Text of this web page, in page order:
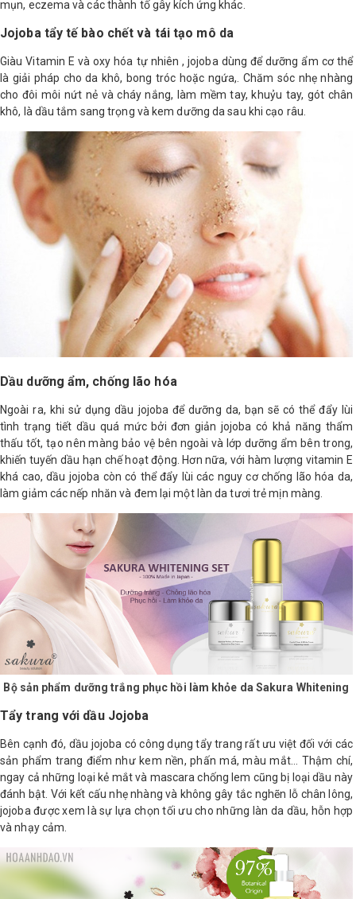
mụn, eczema và các thành tố gây kích ứng khác.
Jojoba tẩy tế bào chết và tái tạo mô da
Giàu Vitamin E và oxy hóa tự nhiên , jojoba dùng để dưỡng ẩm cơ thể
là giải pháp cho da khô, bong tróc hoặc ngứa,. Chăm sóc nhẹ nhàng
cho đôi môi nứt nẻ và cháy nắng, làm mềm tay, khuỷu tay, gót chân
khô, là dầu tắm sang trọng và kem dưỡng da sau khi cạo râu.
Dầu dưỡng ẩm, chống lão hóa
Ngoài ra, khi sử dụng dầu jojoba để dưỡng da, bạn sẽ có thể đẩy lùi
tình trạng tiết dầu quá mức bởi đơn giản jojoba có khả năng thẩm
thấu tốt, tạo nên màng bảo vệ bên ngoài và lớp dưỡng ẩm bên trong,
khiến tuyến dầu hạn chế hoạt động. Hơn nữa, với hàm lượng vitamin E
khá cao, dầu jojoba còn có thể đẩy lùi các nguy cơ chống lão hóa da,
làm giảm các nếp nhăn và đem lại một làn da tươi trẻ mịn màng.
Bộ sản phẩm dưỡng trắng phục hồi làm khỏe da Sakura Whitening
Tẩy trang với dầu Jojoba
Bên cạnh đó, dầu jojoba có công dụng tẩy trang rất ưu việt đối với các
sản phẩm trang điểm như kem nền, phấn má, màu mắt… Thậm chí,
ngay cả những loại kẻ mắt và mascara chống lem cũng bị loại dầu này
đánh bật. Với kết cấu nhẹ nhàng và không gây tắc nghẽn lỗ chân lông,
jojoba được xem là sự lựa chọn tối ưu cho những làn da dầu, hỗn hợp
và nhạy cảm.